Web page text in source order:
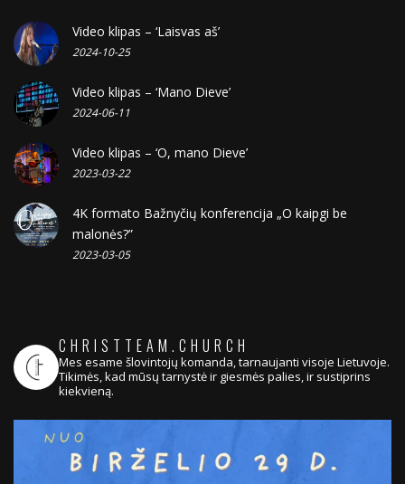
Video klipas – ‘Laisvas aš’
2024-10-25
Video klipas – ‘Mano Dieve’
2024-06-11
Video klipas – ‘O, mano Dieve’
2023-03-22
4K formato Bažnyčių konferencija „O kaipgi be
malonės?”
2023-03-05
CHRISTTEAM.CHURCH
Mes esame šlovintojų komanda, tarnaujanti visoje Lietuvoje.
Tikimės, kad mūsų tarnystė ir giesmės palies, ir sustiprins
kiekvieną.